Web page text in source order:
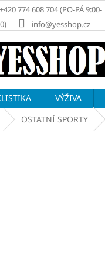
+420 774 608 704 (PO-PÁ 9:00-
info@yesshop.cz
VÝŽIVA
Domů OSTATNÍ SPORTY